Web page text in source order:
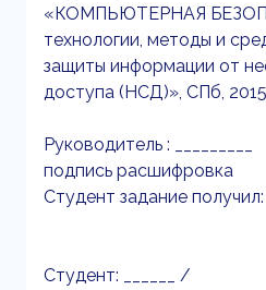
«КОМПЬЮТЕРНАЯ
технологии, методы и
защиты информации от
доступа (НСД)», СПб, 2015
Руководитель : _________
подпись расшифровка
Студент задание
Студент: ______ /